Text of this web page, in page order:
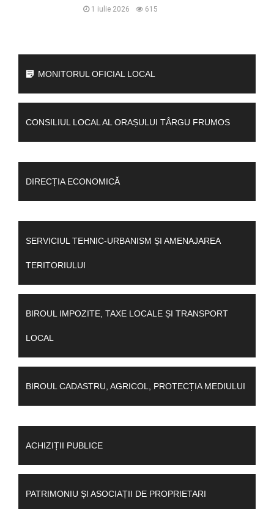
1 iulie 2026 615
MONITORUL OFICIAL LOCAL
CONSILIUL LOCAL AL ORAȘULUI TÂRGU FRUMOS
DIRECȚIA ECONOMICĂ
SERVICIUL TEHNIC-URBANISM ȘI AMENAJAREA
TERITORIULUI
BIROUL IMPOZITE, TAXE LOCALE ȘI TRANSPORT
LOCAL
BIROUL CADASTRU, AGRICOL, PROTECȚIA MEDIULUI
ACHIZIȚII PUBLICE
PATRIMONIU ȘI ASOCIAȚII DE PROPRIETARI